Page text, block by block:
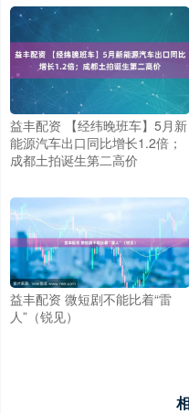
益丰配资 【经纬晚班车】5月新
能源汽车出口同比增长1.2倍；
成都土拍诞生第二高价
益丰配资 微短剧不能比着“雷
人”（锐见）